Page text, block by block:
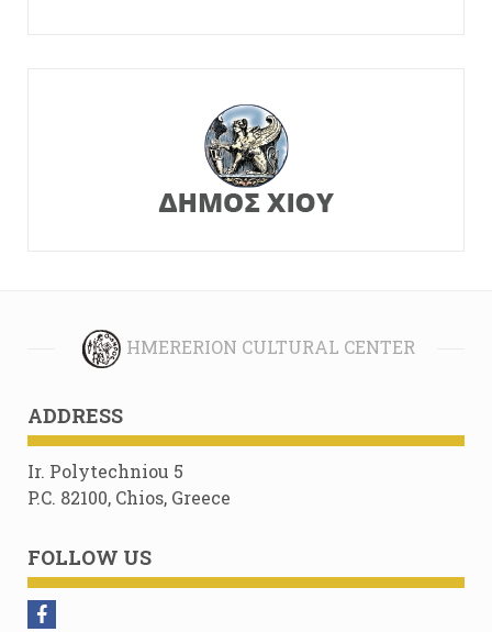
HMERERION CULTURAL CENTER
ADDRESS
Ir. Polytechniou 5
P.C. 82100, Chios, Greece
FOLLOW US